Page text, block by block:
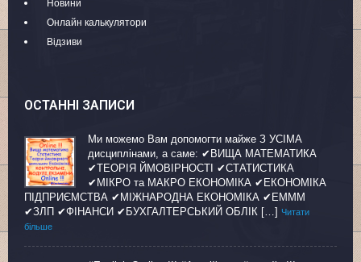
Новини
Онлайн калькулятори
Відзиви
ОСТАННІ ЗАПИСИ
Ми можемо Вам допомогти майже З УСІМА
дисциплінами, а саме: ✔ВИЩА МАТЕМАТИКА
✔ТЕОРІЯ ЙМОВІРНОСТІ ✔СТАТИСТИКА
✔МІКРО та МАКРО ЕКОНОМІКА ✔ЕКОНОМІКА
ПІДПРИЄМСТВА ✔МІЖНАРОДНА ЕКОНОМІКА ✔ЕМММ
✔ЗЛП ✔ФІНАНСИ ✔БУХГАЛТЕРСЬКИЙ ОБЛІК […] Читати
більше